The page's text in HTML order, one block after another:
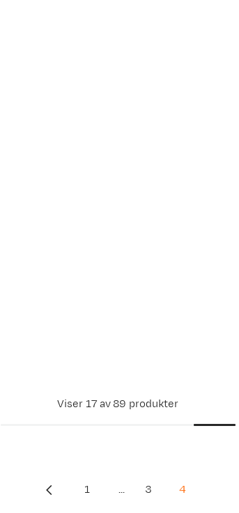
Viser 17 av 89 produkter
1 ... 3 4